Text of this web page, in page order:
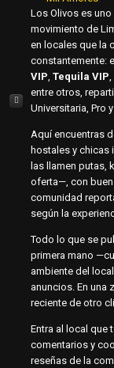
Los Olivos es
movimiento de
en locales que la
constantemente: el
VIP, Tequila VIP,
entre otros,
Universitaria, Pro
Aquí encuentras
hostales y
las llamen putas,
oferta—, con
comunidad
según la
Todo lo que se
primera mano
ambiente del
anuncios. En una
reciente de otro
Entra al local que
comentarios y
reseñas de la